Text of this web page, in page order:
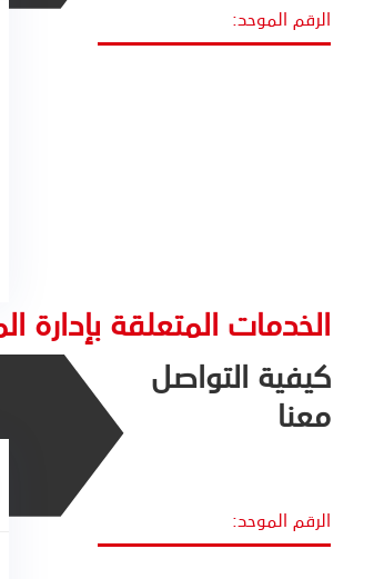
الرقم الموحد:
الخدمات المتعلقة بإدارة
كيفية التواصل
معنا
الرقم الموحد: